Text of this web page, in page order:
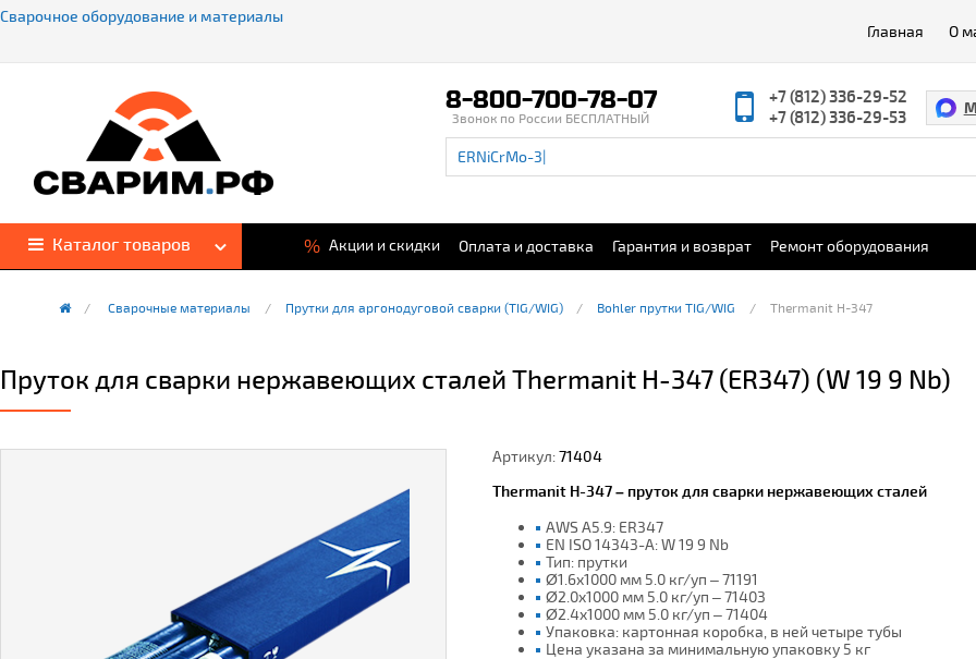
Сварочное оборудование и материалы
Главная
О
8-800-700-78-07
Звонок по России БЕСПЛАТНЫЙ
+7 (812) 336-29-52
+7 (812) 336-29-53
Каталог товаров % Акции и скидки Оплата и доставка Гарантия и возврат Ремонт оборудования
Сварочные материалы Прутки для аргонодуговой сварки (TIG/WIG) Bohler прутки TIG/WIG Thermanit H-347
Пруток для сварки нержавеющих сталей Thermanit H-347 (ER347) (W 19 9 Nb)
Артикул:71404
Thermanit H-347 – пруток для сварки нержавеющих сталей
AWS A5.9: ER347
EN ISO 14343-A: W 19 9 Nb
Тип: прутки
Ø1.6x1000 мм 5.0 кг/уп – 71191
Ø2.0x1000 мм 5.0 кг/уп – 71403
Ø2.4x1000 мм 5.0 кг/уп – 71404
Упаковка: картонная коробка, в ней четыре тубы
Цена указана за минимальную упаковку 5 кг